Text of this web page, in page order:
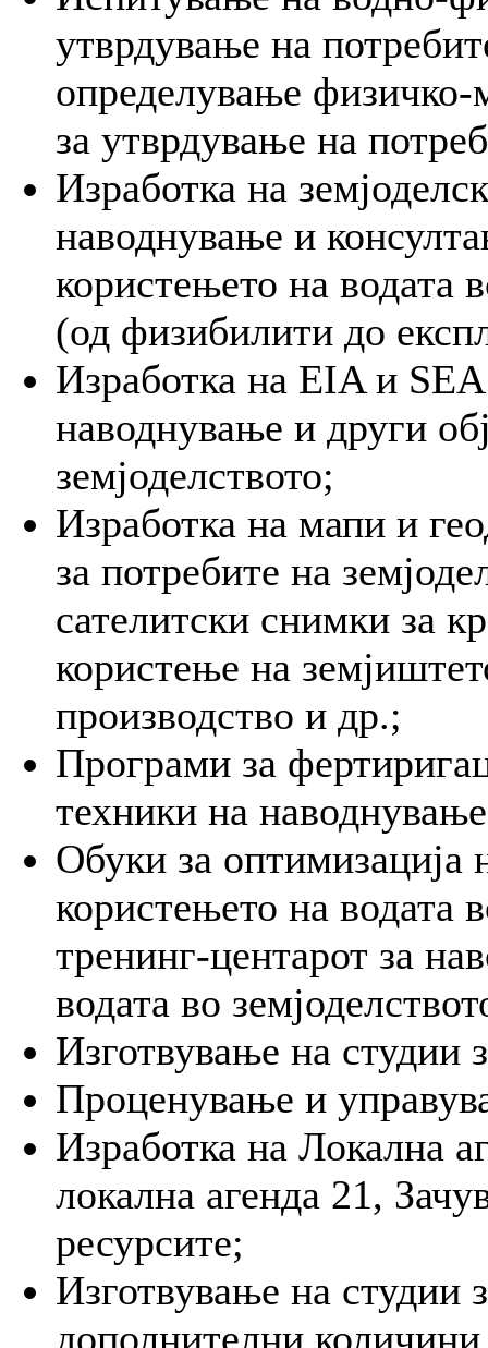
утврдување на
определување физичко-
за утврдување на
Изработка на
наводнување и
користењето на водата
(од физибилити до
Изработка на EIA и
наводнување и други
земјоделството;
Изработка на мапи и
за потребите на
сателитски снимки за
користење на
производство и др.;
Програми за
техники на
Обуки за оптимизација
користењето на водата
тренинг-центарот за
водата во
Изготвување на студии
Проценување и
Изработка на Локална
локална агенда 21,
ресурсите;
Изготвување на студии
дополнителни